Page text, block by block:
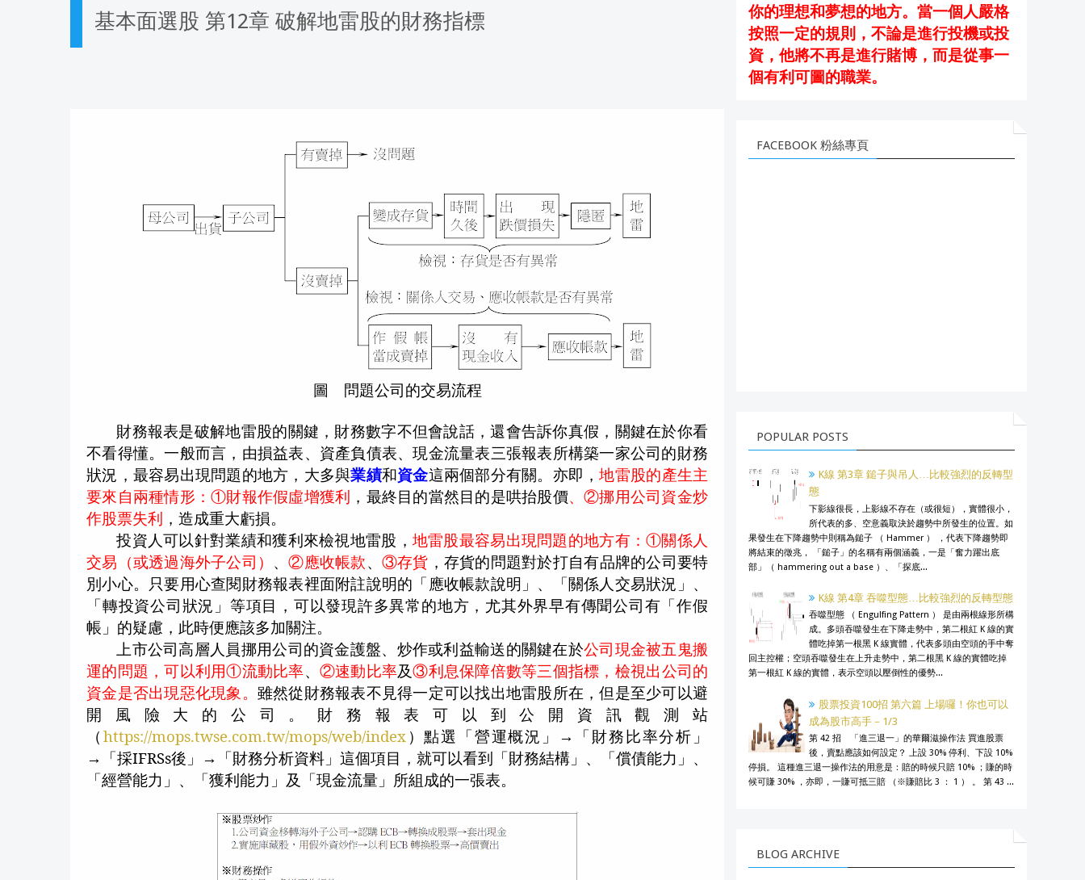
基本面選股 第12章 破解地雷股的財務指標
圖 問題公司的交易流程
財務報表是破解地雷股的關鍵，財務數字不但會說話，還會告訴你真假，關鍵在於你看
不看得懂。一般而言，由損益表、資產負債表、現金流量表三張報表所構築一家公司的財務
狀況，最容易出現問題的地方，大多與業績和資金這兩個部分有關。亦即，地雷股的產生主
要來自兩種情形：①財報作假虛增獲利 ，最終目的當然目的是哄抬股價、②挪用公司資金炒
作股票失利 ，造成重大虧損。
投資人可以針對業績和獲利來檢視地雷股， 地雷股最容易出現問題的地方有：①關係人
交易（或透過海外子公司） 、②應收帳款、 ③存貨 ，存貨的問題對於打自有品牌的公司要特
別小心。只要用心查閱財務報表裡面附註說明的「應收帳款說明」、「關係人交易狀況」、
「轉投資公司狀況」等項目，可以發現許多異常的地方，尤其外界早有傳聞公司有「作假
帳」的疑慮，此時便應該多加關注。
上市公司高層人員挪用公司的資金護盤、炒作或利益輸送的關鍵在於公司現金被五鬼搬
運的問題，可以利用①流動比率、 ②速動比率及③利息保障倍數等三個指標，檢視出公司的
資金是否出現惡化現象。 雖然從財務報表不見得一定可以找出地雷股所在，但是至少可以避
開風險大的公司。財務報表可以到公開資訊觀測站
（ https://mops.twse.com.tw/mops/web/index）點選「營運概況」→「財務比率分析」
→「採IFRSs後」→「財務分析資料」這個項目，就可以看到「財務結構」、「償債能力」、
「經營能力」、「獲利能力」及「現金流量」所組成的一張表。
你的理想和夢想的地方。當一個人嚴格
按照一定的規則，不論是進行投機或投
資，他將不再是進行賭博，而是從事一
個有利可圖的職業。
FACEBOOK 粉絲專頁
POPULAR POSTS
K線 第3章 鎚子與吊人…比較強烈的反轉型
態
下影線很長，上影線不存在（或很短），實體很小，
所代表的多、空意義取決於趨勢中所發生的位置。如
果發生在下降趨勢中則稱為鎚子 （ Hammer ） ，代表下降趨勢即
將結束的徵兆， 「鎚子」的名稱有兩個涵義，一是「奮力躍出底
部」（ hammering out a base ）、「探底...
K線 第4章 吞噬型態…比較強烈的反轉型態
吞噬型態 （ Engulfing Pattern ） 是由兩根線形所構
成。多頭吞噬發生在下降走勢中，第二根紅 K 線的實
體吃掉第一根黑 K 線實體，代表多頭由空頭的手中奪
回主控權；空頭吞噬發生在上升走勢中，第二根黑 K 線的實體吃掉
第一根紅 K 線的實體，表示空頭以壓倒性的優勢...
股票投資100招 第六篇 上場囉！你也可以
成為股市高手－1/3
第 42 招 「進三退一」的華爾滋操作法 買進股票
後，賣點應該如何設定？ 上設 30% 停利、下設 10%
停損。 這種進三退一操作法的用意是：賠的時候只賠 10% ；賺的時
候可賺 30% ，亦即，一賺可抵三賠 （※賺賠比 3 ： 1 ） 。 第 43 ...
BLOG ARCHIVE